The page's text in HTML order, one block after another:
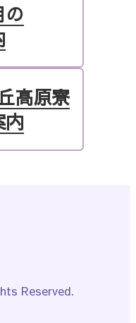
高原寮
内
Reserved.